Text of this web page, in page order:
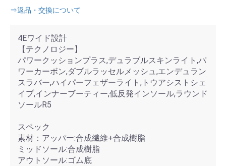
⇒返品・交換について
4Eワイド設計
【テクノロジー】
パワークッションプラス,デュラブルスキンライト,パ
ワーカーボン,ダブルラッセルメッシュ,エンデュラン
スラバー,ハイパーフェザーライト,トウアシストシェ
イプ,インナーブーティー,低反発インソール,ラウンド
ソールR5
スペック
素材：アッパー:合成繊維+合成樹脂
ミッドソール:合成樹脂
アウトソール:ゴム底